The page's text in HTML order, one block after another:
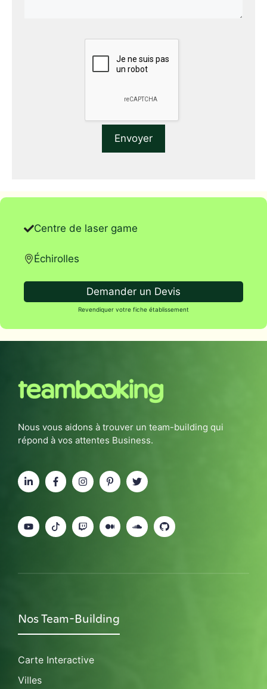
Centre de laser game
Échirolles
Demander un Devis
Revendiquer votre fiche établissement
Nous vous aidons à trouver un team-building qui
répond à vos attentes Business.
Nos Team-Building
Carte Interactive
Villes